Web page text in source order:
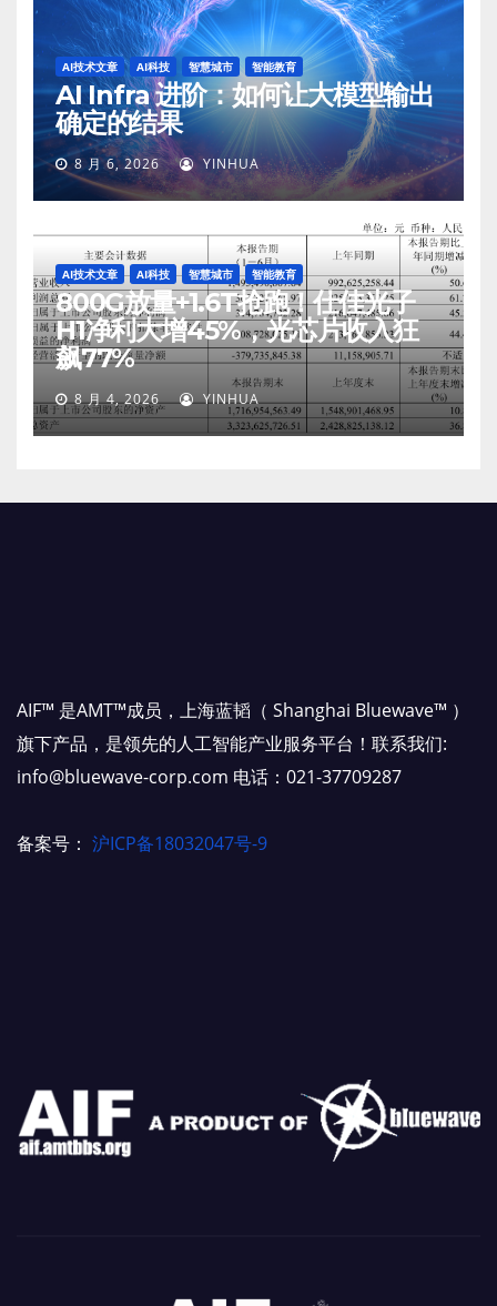
AI技术文章 AI科技 智慧城市 智能教育
AI Infra 进阶：如何让大模型输出
确定的结果
8 月 6, 2026 YINHUA
AI技术文章 AI科技 智慧城市 智能教育
800G放量+1.6T抢跑！仕佳光子
H1净利大增45%，光芯片收入狂
飙77%
8 月 4, 2026 YINHUA
AIF™ 是AMT™成员，上海蓝韬（ Shanghai Bluewave™ ）
旗下产品，是领先的人工智能产业服务平台！联系我们:
info@bluewave-corp.com 电话：021-37709287
备案号： 沪ICP备18032047号-9